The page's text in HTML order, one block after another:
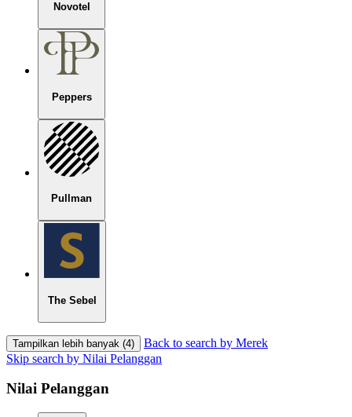
Novotel
Peppers
Pullman
The Sebel
Tampilkan lebih banyak (4)
Back to search by Merek
Skip search by Nilai Pelanggan
Nilai Pelanggan